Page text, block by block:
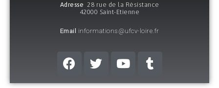
Adresse 28 rue de la Résistance
42000 Saint-Etienne
Email informations@ufcv-loire.fr